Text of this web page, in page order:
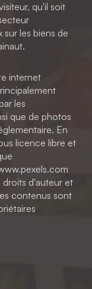
qu'il soit
sur les biens de
internet
les
que de photos
En
licence libre et
droits d'auteur et
contenus sont